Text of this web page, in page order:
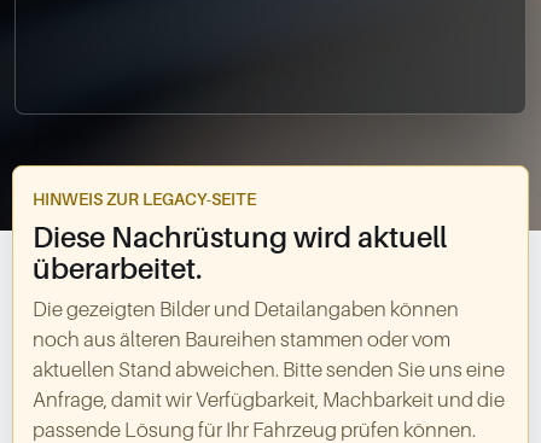
HINWEIS ZUR LEGACY-SEITE
Diese Nachrüstung wird aktuell
überarbeitet.
Die gezeigten Bilder und Detailangaben können
noch aus älteren Baureihen stammen oder vom
aktuellen Stand abweichen. Bitte senden Sie uns eine
Anfrage, damit wir Verfügbarkeit, Machbarkeit und die
passende Lösung für Ihr Fahrzeug prüfen können.